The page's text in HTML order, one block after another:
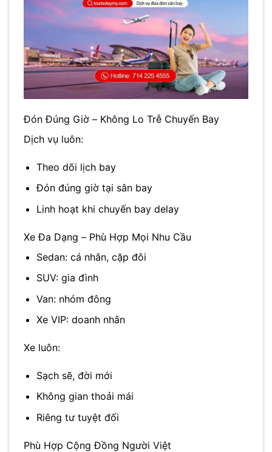
Đón Đúng Giờ – Không Lo Trễ Chuyến Bay
Dịch vụ luôn:
Theo dõi lịch bay
Đón đúng giờ tại sân bay
Linh hoạt khi chuyến bay delay
Xe Đa Dạng – Phù Hợp Mọi Nhu Cầu
Sedan: cá nhân, cặp đôi
SUV: gia đình
Van: nhóm đông
Xe VIP: doanh nhân
Xe luôn:
Sạch sẽ, đời mới
Không gian thoải mái
Riêng tư tuyệt đối
Phù Hợp Cộng Đồng Người Việt